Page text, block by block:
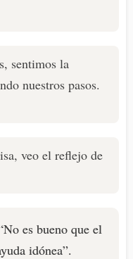
sentimos la
nuestros pasos.
veo el reflejo de
es bueno que el
idónea”.